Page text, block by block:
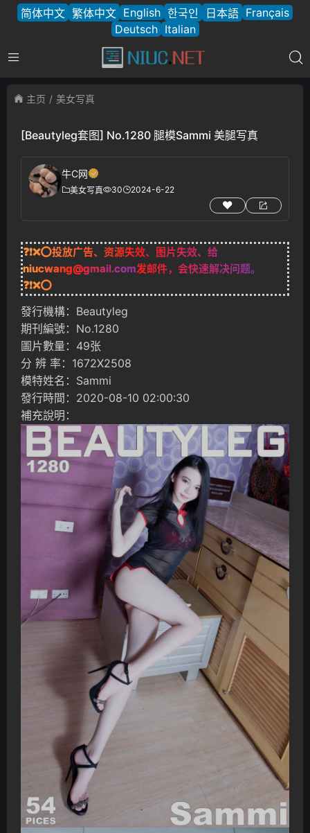
简体中文 繁体中文 English 한국인 日本語 Français
Deutsch Italian
主页 美女写真
[Beautyleg套图] No.1280 腿模Sammi 美腿写真
牛C网
美女写真 30 2024-6-22
❓❗❌⭕投放广告、资源失效、图片失效、给
niucwang@gmail.com发邮件，会快速解决问题。
❓❗❌⭕
發行機構：Beautyleg
期刊編號：No.1280
圖片數量：49张
分 辨 率：1672X2508
模特姓名：Sammi
發行時間：2020-08-10 02:00:30
補充說明：